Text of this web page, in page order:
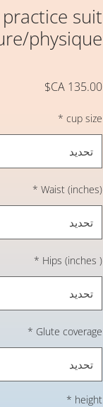
suit
physique
cup size
*
تحديد
Waist (inches)
*
تحديد
Hips (inches )
*
تحديد
Glute coverage
*
تحديد
height
*